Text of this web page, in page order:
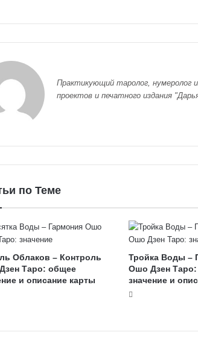
Практикующий таролог, нумеролог
проектов и печатного издания
по Теме
Облаков – Контроль
Таро: общее
и описание карты
Тройка Воды –
Ошо Дзен
значение и